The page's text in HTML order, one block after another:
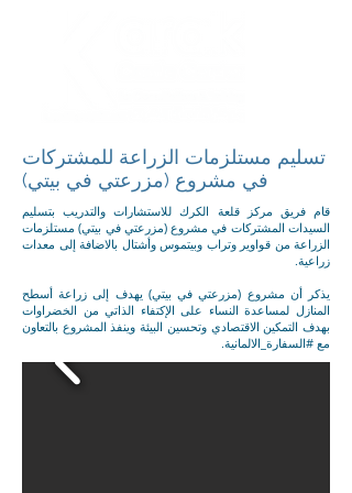
تسليم مستلزمات الزراعة للمشتركات
في مشروع (مزرعتي في بيتي)
قام فريق مركز قلعة الكرك للاستشارات والتدريب بتسليم
السيدات المشتركات في مشروع (مزرعتي في بيتي) مستلزمات
الزراعة من قواوير وتراب وبيتموس وأشتال بالاضافة إلى معدات
زراعية.
يذكر أن مشروع (مزرعتي في بيتي) يهدف إلى زراعة أسطح
المنازل لمساعدة النساء على الإكتفاء الذاتي من الخضراوات
بهدف التمكين الاقتصادي وتحسين البيئة وينفذ المشروع بالتعاون
مع #السفارة_الالمانية.